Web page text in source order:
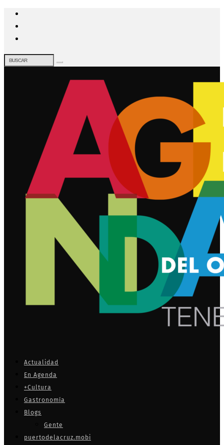
Actualidad
En Agenda
+Cultura
Gastronomía
Blogs
Gente
puertodelacruz.mobi